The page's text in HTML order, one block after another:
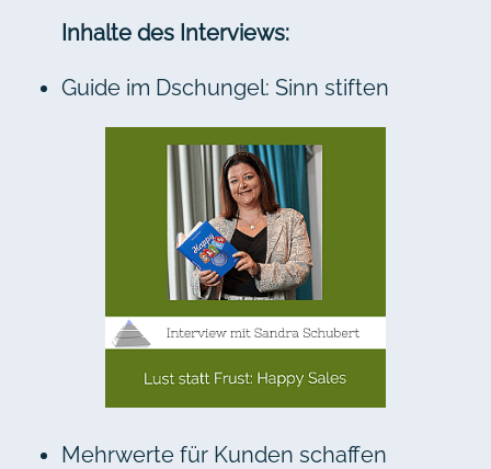
Inhalte des Interviews:
Guide im Dschungel: Sinn stiften
Mehrwerte für Kunden schaffen